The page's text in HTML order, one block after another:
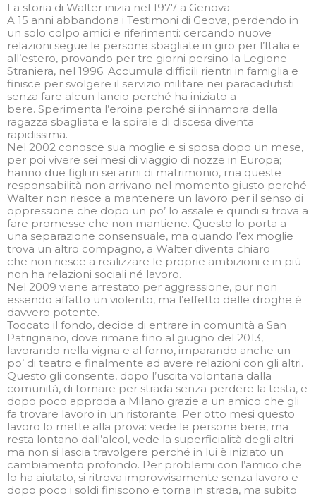
La storia di Walter inizia nel 1977 a Genova.
A 15 anni abbandona i Testimoni di Geova, perdendo in
un solo colpo amici e riferimenti: cercando nuove
relazioni segue le persone sbagliate in giro per l’Italia e
all’estero, provando per tre giorni persino la Legione
Straniera, nel 1996. Accumula difficili rientri in famiglia e
finisce per svolgere il servizio militare nei paracadutisti
senza fare alcun lancio perché ha iniziato a
bere. Sperimenta l’eroina perché si innamora della
ragazza sbagliata e la spirale di discesa diventa
rapidissima.
Nel 2002 conosce sua moglie e si sposa dopo un mese,
per poi vivere sei mesi di viaggio di nozze in Europa;
hanno due figli in sei anni di matrimonio, ma queste
responsabilità non arrivano nel momento giusto perché
Walter non riesce a mantenere un lavoro per il senso di
oppressione che dopo un po’ lo assale e quindi si trova a
fare promesse che non mantiene. Questo lo porta a
una separazione consensuale, ma quando l’ex moglie
trova un altro compagno, a Walter diventa chiaro
che non riesce a realizzare le proprie ambizioni e in più
non ha relazioni sociali né lavoro.
Nel 2009 viene arrestato per aggressione, pur non
essendo affatto un violento, ma l’effetto delle droghe è
davvero potente.
Toccato il fondo, decide di entrare in comunità a San
Patrignano, dove rimane fino al giugno del 2013,
lavorando nella vigna e al forno, imparando anche un
po’ di teatro e finalmente ad avere relazioni con gli altri.
Questo gli consente, dopo l’uscita volontaria dalla
comunità, di tornare per strada senza perdere la testa, e
dopo poco approda a Milano grazie a un amico che gli
fa trovare lavoro in un ristorante. Per otto mesi questo
lavoro lo mette alla prova: vede le persone bere, ma
resta lontano dall’alcol, vede la superficialità degli altri
ma non si lascia travolgere perché in lui è iniziato un
cambiamento profondo. Per problemi con l’amico che
lo ha aiutato, si ritrova improvvisamente senza lavoro e
dopo poco i soldi finiscono e torna in strada, ma subito